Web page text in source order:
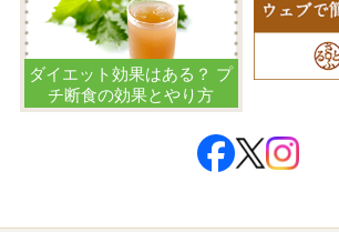
ダイエット効果はある？ プ
チ断食の効果とやり方